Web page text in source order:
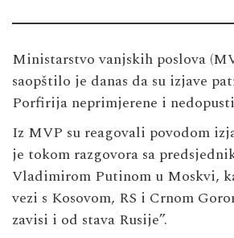
Ministarstvo vanjskih poslova
saopštilo je danas da su izjave
Porfirija neprimjerene i
Iz MVP su reagovali povodom
je tokom razgovora sa
Vladimirom Putinom u Moskvi,
vezi s Kosovom, RS i Crnom
zavisi i od stava Rusije”.